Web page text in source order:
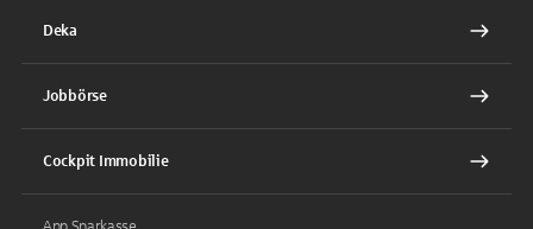
Deka
Jobbörse
Cockpit Immobilie